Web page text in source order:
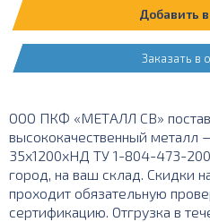
Добавить
Заказать в
ООО ПКФ «МЕТАЛЛ СВ»
высококачественный
35х1200хНД ТУ 1-804-473-
город, на ваш склад. Скидки
проходит обязательную
сертификацию. Отгрузка в